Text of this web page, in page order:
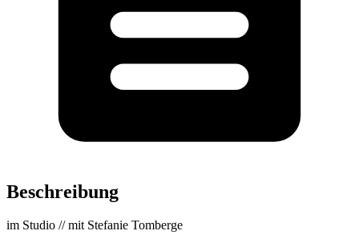
Beschreibung
im Studio // mit Stefanie Tomberge